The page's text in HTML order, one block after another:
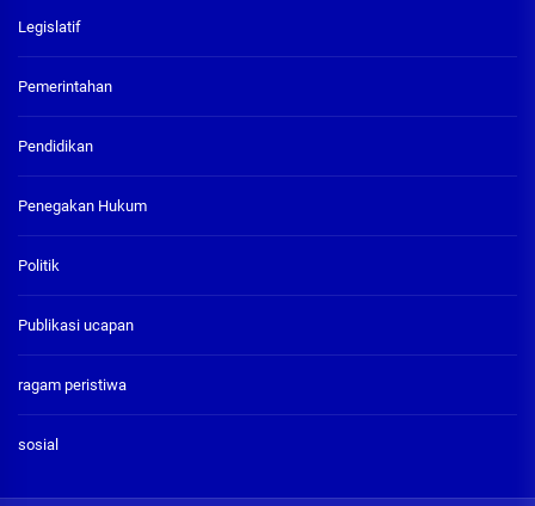
Legislatif
Pemerintahan
Pendidikan
Penegakan Hukum
Politik
Publikasi ucapan
ragam peristiwa
sosial